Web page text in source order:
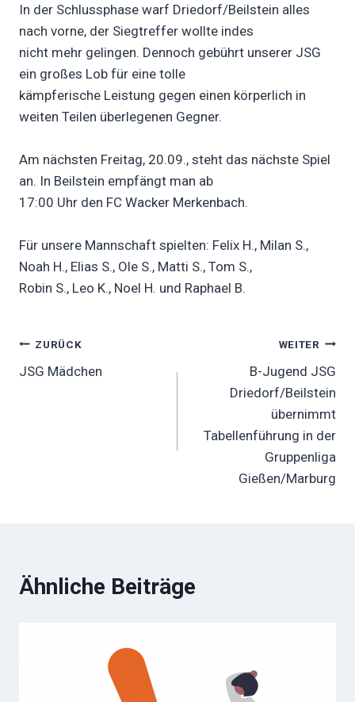
In der Schlussphase warf Driedorf/Beilstein alles
nach vorne, der Siegtreffer wollte indes
nicht mehr gelingen. Dennoch gebührt unserer JSG
ein großes Lob für eine tolle
kämpferische Leistung gegen einen körperlich in
weiten Teilen überlegenen Gegner.
Am nächsten Freitag, 20.09., steht das nächste Spiel
an. In Beilstein empfängt man ab
17:00 Uhr den FC Wacker Merkenbach.
Für unsere Mannschaft spielten: Felix H., Milan S.,
Noah H., Elias S., Ole S., Matti S., Tom S.,
Robin S., Leo K., Noel H. und Raphael B.
Beitragsnavigation
ZURÜCK
JSG Mädchen
WEITER
B-Jugend JSG
Driedorf/Beilstein
übernimmt
Tabellenführung in der
Gruppenliga
Gießen/Marburg
Ähnliche Beiträge